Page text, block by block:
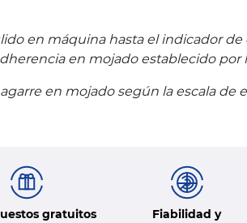
en máquina hasta el indicador
en mojado establecido por
en mojado según la escala de
gratuitos
Fiabilidad y